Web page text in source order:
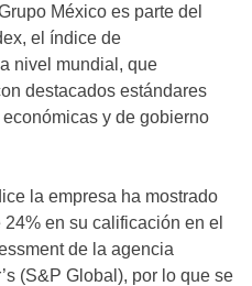
México es parte del
el índice de
nivel mundial, que
destacados estándares
y de gobierno
la empresa ha mostrado
en su calificación en el
de la agencia
(S&P Global), por lo que se